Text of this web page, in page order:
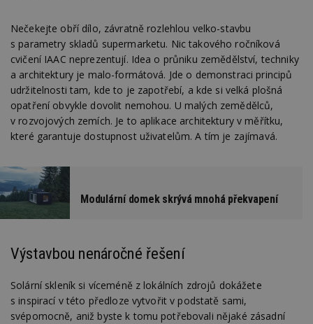
Nečekejte obří dílo, závratně rozlehlou velko-stavbu
s parametry skladů supermarketu. Nic takového ročníková
cvičení IAAC neprezentují. Idea o průniku zemědělství, techniky
a architektury je malo-formátová. Jde o demonstraci principů
udržitelnosti tam, kde to je zapotřebí, a kde si velká plošná
opatření obvykle dovolit nemohou. U malých zemědělců,
v rozvojových zemích. Je to aplikace architektury v měřítku,
které garantuje dostupnost uživatelům. A tím je zajímavá.
Modulární domek skrývá mnohá překvapení
Výstavbou nenáročné řešení
Solární skleník si víceméně z lokálních zdrojů dokážete
s inspirací v této předloze vytvořit v podstatě sami,
svépomocně, aniž byste k tomu potřebovali nějaké zásadní